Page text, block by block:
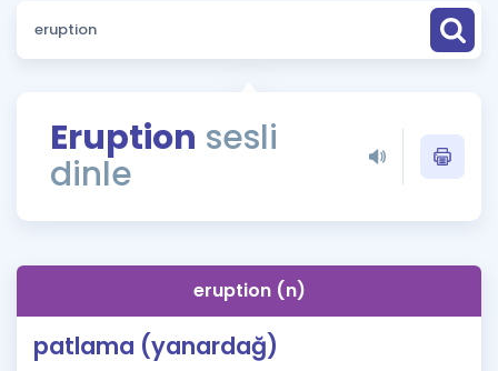
Sözlük
Rehberlik Aracı
ÖSYM Sınav Takvimi
İngilizce Gramer
Hakkımızda
Eruption sesli
dinle
eruption (n)
patlama (yanardağ)